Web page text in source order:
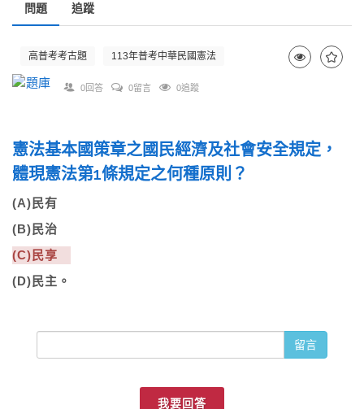
問題 追蹤
高普考考古題 113年普考中華民國憲法
0回答 0留言 0追蹤
憲法基本國策章之國民經濟及社會安全規定，
體現憲法第1條規定之何種原則？
(A)民有
(B)民治
(C)民享
(D)民主。
留言
我要回答